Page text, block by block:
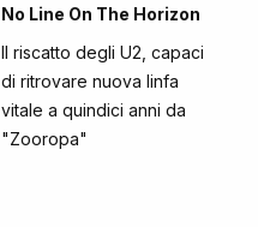
No Line On The Horizon
Il riscatto degli U2, capaci
di ritrovare nuova linfa
vitale a quindici anni da
"Zooropa"